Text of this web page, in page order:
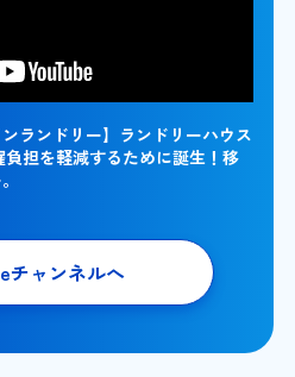
ランドリー】ランドリーハウス
担を軽減するために誕生！移
チャンネルへ